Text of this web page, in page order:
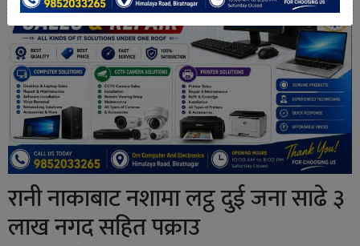
रानी नाकाबाट नशामा लट्ठ दुई जना साढे ३
लाख नगद सहित पक्राउ